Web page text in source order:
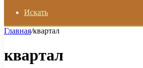
Искать
Главная/квартал
квартал